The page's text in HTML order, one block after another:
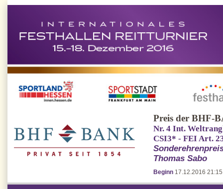
Preis der BHF-
Nr. 4 Int.
CSI3* - FEI Art.
Thomas Sabo
Beginn 17.12.2016